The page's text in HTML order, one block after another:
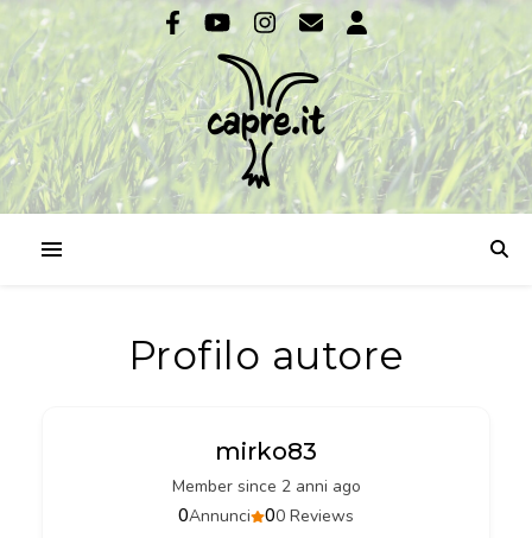
Profilo autore
mirko83
Member since 2 anni ago
00 Reviews
0Annunci